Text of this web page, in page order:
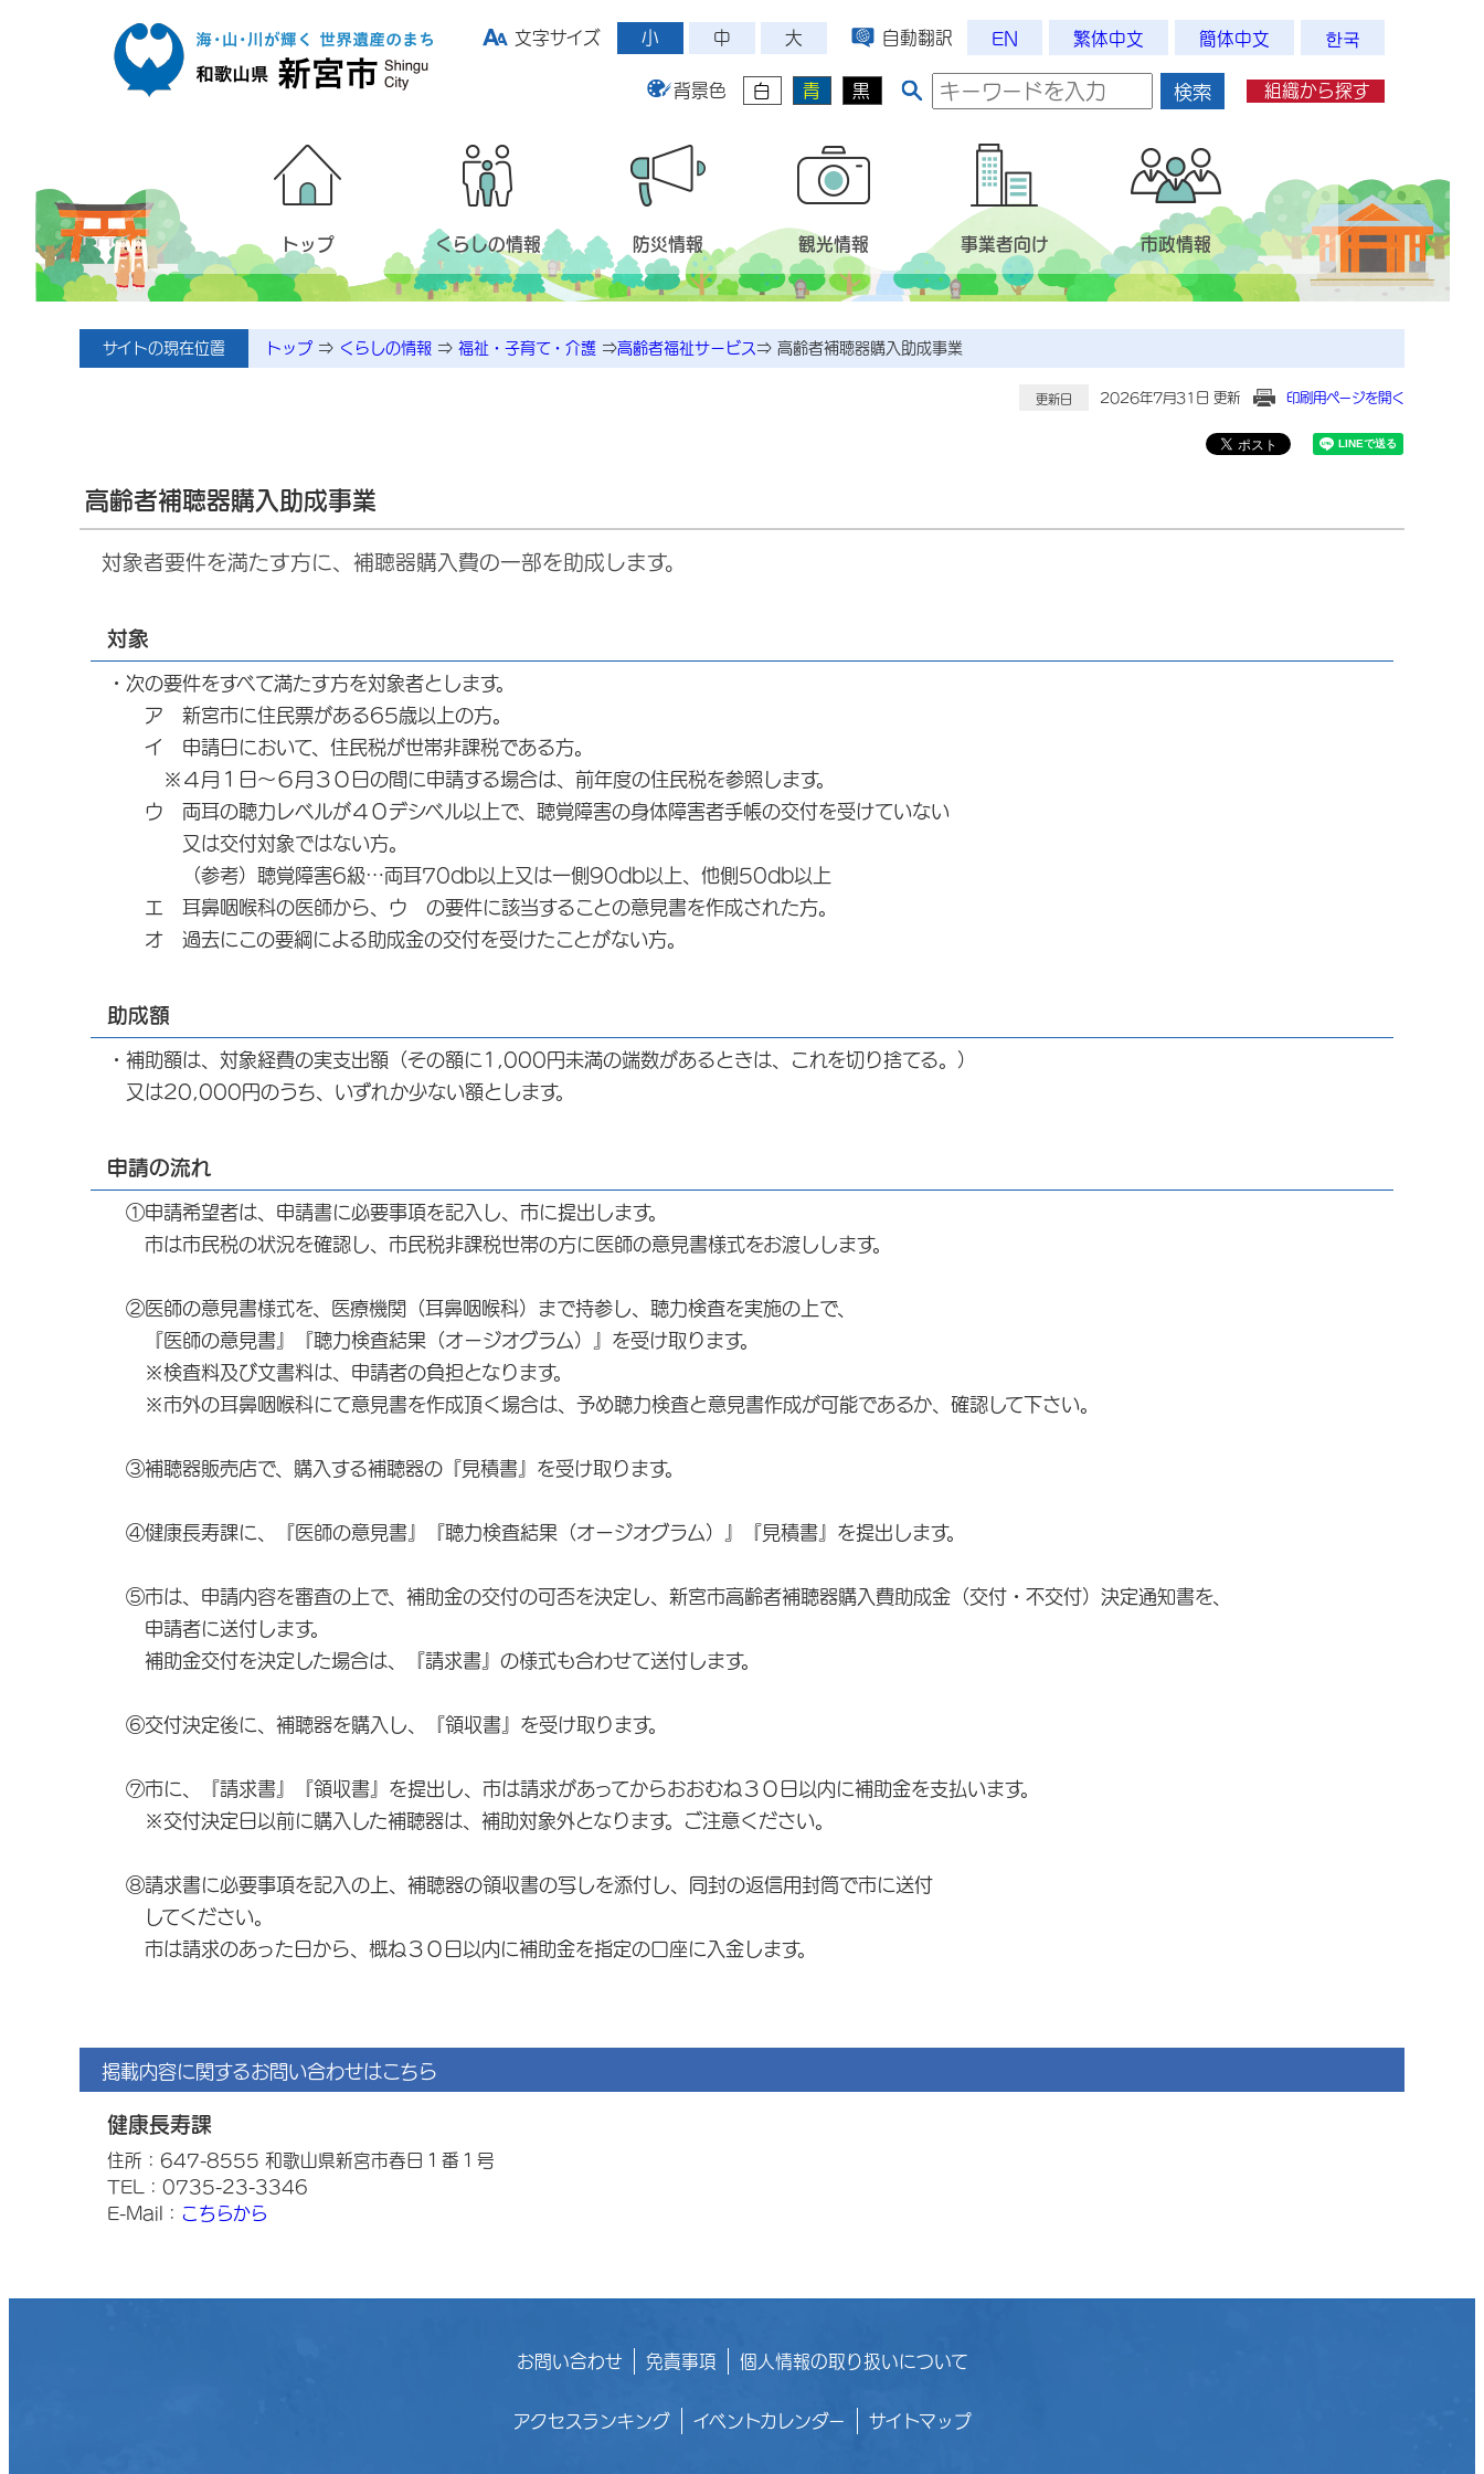
文字サイズ
小 中 大 自動翻訳 EN 繁体中文 簡体中文 한국
背景色 白 青 黒 検索 組織から探す
トップ くらしの情報 防災情報 観光情報 事業者向け 市政情報
サイトの現在位置 トップ ⇒ くらしの情報 ⇒ 福祉・子育て・介護 ⇒高齢者福祉サービス ⇒ 高齢者補聴器購入助成事業
更新日 2026年7月31日 更新 印刷用ページを開く
高齢者補聴器購入助成事業
対象者要件を満たす方に、補聴器購入費の一部を助成します。
対象
・次の要件をすべて満たす方を対象者とします。
ア 新宮市に住民票がある65歳以上の方。
イ 申請日において、住民税が世帯非課税である方。
※４月１日～６月３０日の間に申請する場合は、前年度の住民税を参照します。
ウ 両耳の聴力レベルが４０デシベル以上で、聴覚障害の身体障害者手帳の交付を受けていない
又は交付対象ではない方。
（参考）聴覚障害6級…両耳70db以上又は一側90db以上、他側50db以上
エ 耳鼻咽喉科の医師から、ウ の要件に該当することの意見書を作成された方。
オ 過去にこの要綱による助成金の交付を受けたことがない方。
助成額
・補助額は、対象経費の実支出額（その額に1,000円未満の端数があるときは、これを切り捨てる。）
又は20,000円のうち、いずれか少ない額とします。
申請の流れ
①申請希望者は、申請書に必要事項を記入し、市に提出します。
市は市民税の状況を確認し、市民税非課税世帯の方に医師の意見書様式をお渡しします。
②医師の意見書様式を、医療機関（耳鼻咽喉科）まで持参し、聴力検査を実施の上で、
『医師の意見書』『聴力検査結果（オージオグラム）』を受け取ります。
※検査料及び文書料は、申請者の負担となります。
※市外の耳鼻咽喉科にて意見書を作成頂く場合は、予め聴力検査と意見書作成が可能であるか、確認して下さい。
③補聴器販売店で、購入する補聴器の『見積書』を受け取ります。
④健康長寿課に、『医師の意見書』『聴力検査結果（オージオグラム）』『見積書』を提出します。
⑤市は、申請内容を審査の上で、補助金の交付の可否を決定し、新宮市高齢者補聴器購入費助成金（交付・不交付）決定通知書を、
申請者に送付します。
補助金交付を決定した場合は、『請求書』の様式も合わせて送付します。
⑥交付決定後に、補聴器を購入し、『領収書』を受け取ります。
⑦市に、『請求書』『領収書』を提出し、市は請求があってからおおむね３０日以内に補助金を支払います。
※交付決定日以前に購入した補聴器は、補助対象外となります。ご注意ください。
⑧請求書に必要事項を記入の上、補聴器の領収書の写しを添付し、同封の返信用封筒で市に送付
してください。
市は請求のあった日から、概ね３０日以内に補助金を指定の口座に入金します。
掲載内容に関するお問い合わせはこちら
健康長寿課
住所：647-8555 和歌山県新宮市春日１番１号
TEL：0735-23-3346
E-Mail： こちらから
お問い合わせ 免責事項 個人情報の取り扱いについて
アクセスランキング イベントカレンダー サイトマップ